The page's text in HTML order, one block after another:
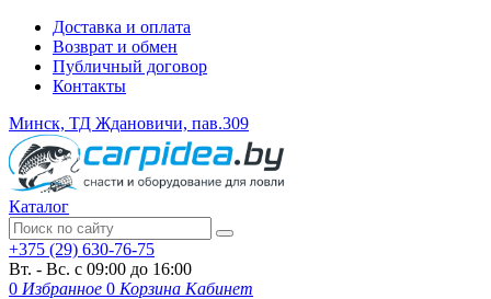
Доставка и оплата
Возврат и обмен
Публичный договор
Контакты
Минск, ТД Ждановичи, пав.309
Каталог
+375 (29) 630-76-75
Вт. - Вс. с 09:00 до 16:00
0 Избранное 0 Корзина Кабинет